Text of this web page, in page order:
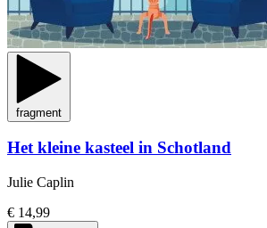
fragment
Het kleine kasteel in Schotland
Julie Caplin
€ 14,99